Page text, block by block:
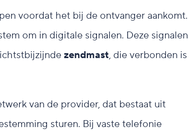
voordat het bij de ontvanger aankomt.
om in digitale signalen. Deze signalen
zendmast, die verbonden is
van de provider, dat bestaat uit
sturen. Bij vaste telefonie